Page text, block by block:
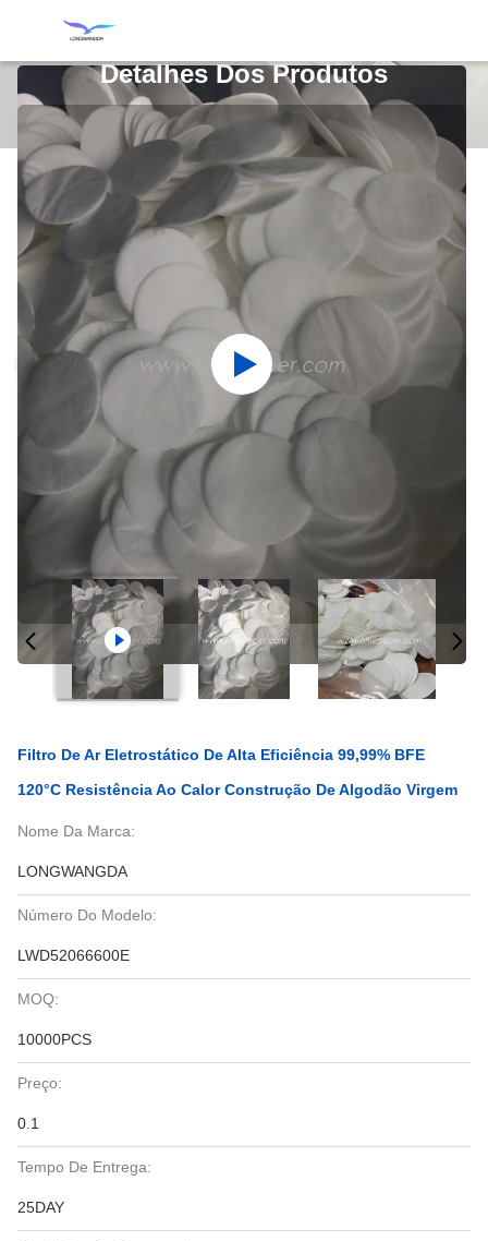
Detalhes Dos Produtos
Filtro De Ar Eletrostático De Alta Eficiência 99,99% BFE
120°C Resistência Ao Calor Construção De Algodão Virgem
Nome Da Marca:
LONGWANGDA
Número Do Modelo:
LWD52066600E
MOQ:
10000PCS
Preço:
0.1
Tempo De Entrega:
25DAY